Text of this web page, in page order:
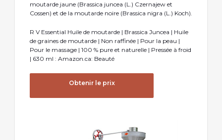
moutarde jaune (Brassica juncea (L.) Czernajew et
Cossen) et de la moutarde noire (Brassica nigra (L.) Koch).
R V Essential Huile de moutarde | Brassica Juncea | Huile
de graines de moutarde | Non raffinée | Pour la peau |
Pour le massage | 100 % pure et naturelle | Pressée à froid
| 630 ml : Amazon.ca: Beauté
Obtenir le prix